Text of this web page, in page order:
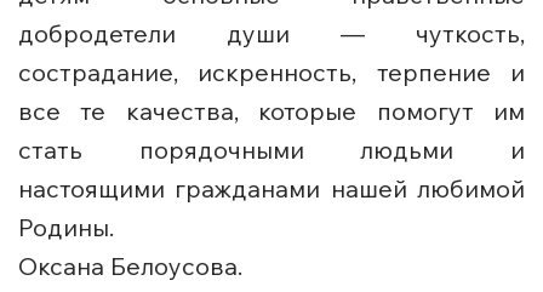
добродетели души — чуткость,
сострадание, искренность, терпение и
все те качества, которые помогут им
стать порядочными людьми и
настоящими гражданами нашей любимой
Родины.
Оксана Белоусова.